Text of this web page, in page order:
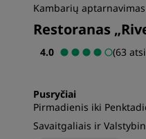
Kambarių
Restoranas
4.0 (63
Pusryčiai
Pirmadienis iki
Savaitgaliais ir